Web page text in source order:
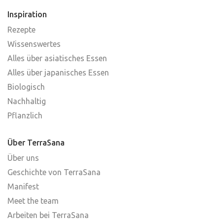
Inspiration
Rezepte
Wissenswertes
Alles über asiatisches Essen
Alles über japanisches Essen
Biologisch
Nachhaltig
Pflanzlich
Über TerraSana
Über uns
Geschichte von TerraSana
Manifest
Meet the team
Arbeiten bei TerraSana